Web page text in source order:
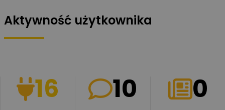
Aktywność użytkownika
16 10 0